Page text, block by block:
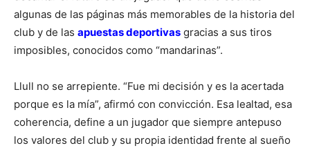
algunas de las páginas más memorables de la historia del
club y de las apuestas deportivas gracias a sus tiros
imposibles, conocidos como “mandarinas”.
Llull no se arrepiente. “Fue mi decisión y es la acertada
porque es la mía”, afirmó con convicción. Esa lealtad, esa
coherencia, define a un jugador que siempre antepuso
los valores del club y su propia identidad frente al sueño